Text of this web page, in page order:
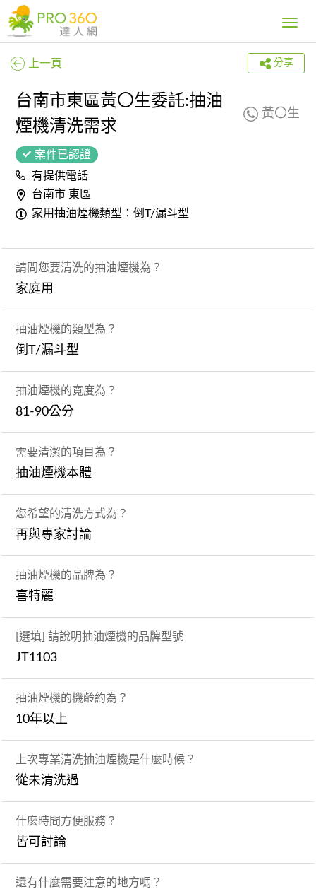
Toggle
上一頁 分享
台南市東區黃〇生委託:抽油
煙機清洗需求
黃〇生
案件已認證
有提供電話
台南市 東區
家用抽油煙機類型：倒T/漏斗型
請問您要清洗的抽油煙機為？
家庭用
抽油煙機的類型為？
倒T/漏斗型
抽油煙機的寬度為？
81-90公分
需要清潔的項目為？
抽油煙機本體
您希望的清洗方式為？
再與專家討論
抽油煙機的品牌為？
喜特麗
[選填] 請說明抽油煙機的品牌型號
JT1103
抽油煙機的機齡約為？
10年以上
上次專業清洗抽油煙機是什麼時候？
從未清洗過
什麼時間方便服務？
皆可討論
還有什麼需要注意的地方嗎？